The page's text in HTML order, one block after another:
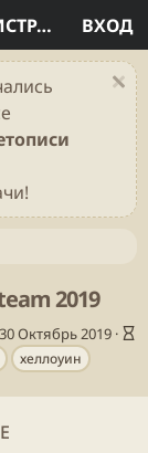
ВХОД
РЕГИСТРАЦИЯ
2019
30 Октябрь 2019
хеллоуин